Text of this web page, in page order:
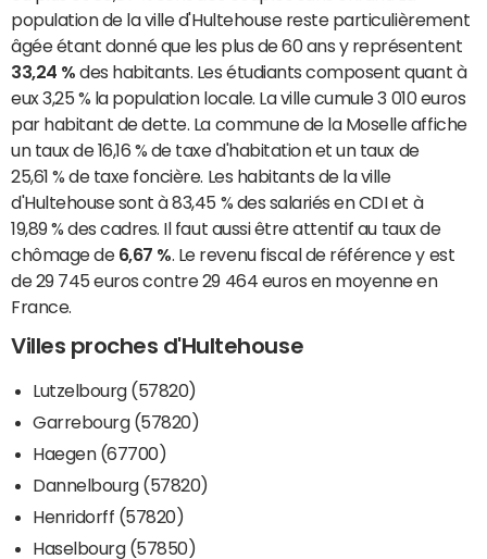
population de la ville d'Hultehouse reste particulièrement
âgée étant donné que les plus de 60 ans y représentent
33,24 % des habitants. Les étudiants composent quant à
eux 3,25 % la population locale. La ville cumule 3 010 euros
par habitant de dette. La commune de la Moselle affiche
un taux de 16,16 % de taxe d'habitation et un taux de
25,61 % de taxe foncière. Les habitants de la ville
d'Hultehouse sont à 83,45 % des salariés en CDI et à
19,89 % des cadres. Il faut aussi être attentif au taux de
chômage de 6,67 % . Le revenu fiscal de référence y est
de 29 745 euros contre 29 464 euros en moyenne en
France.
Villes proches d'Hultehouse
Lutzelbourg (57820)
Garrebourg (57820)
Haegen (67700)
Dannelbourg (57820)
Henridorff (57820)
Haselbourg (57850)